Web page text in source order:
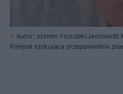
Autor: screen Youtube/Jasnowidz
prasowe
Kolejna szokująca przepowiednia